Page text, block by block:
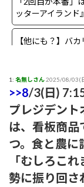
ッターアイランド
【他にも？】バ
【まさか？】勝俣
判明することに
【生存確認】
ト
『盛れ！ミ・ア
日で100万再生突
1: 名無しさん2025/08/03(
>>8/3(日)
プレジデント
は、看板商品
つ。食と農に
「むしろこ
勢に振り回さ